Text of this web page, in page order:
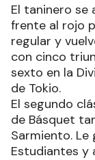
El taninero se
frente al rojo
regular y
con cinco
sexto en la
de Tokio.
El segundo
de Básquet
Sarmiento. Le
Estudiantes y